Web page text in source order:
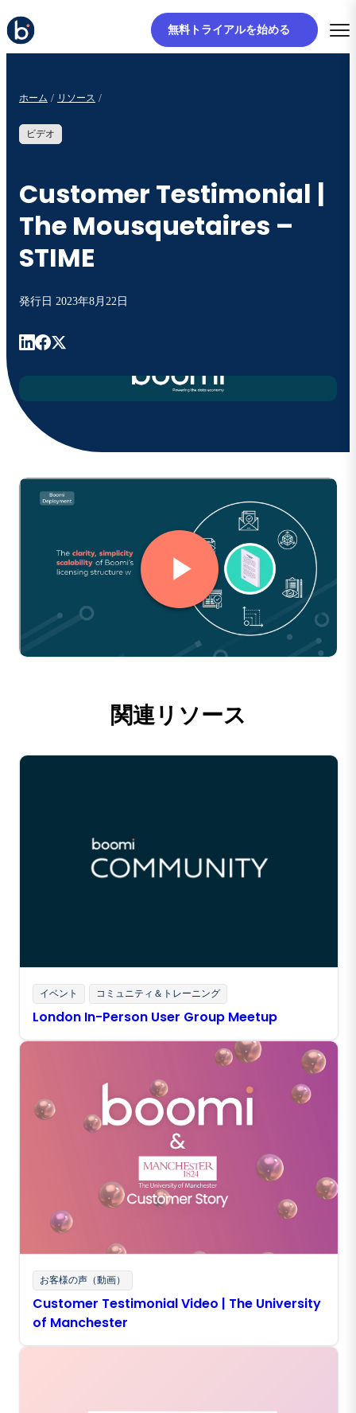
無料トライアルを始める
ホーム リソース
ビデオ
Customer Testimonial |
The Mousquetaires –
STIME
発行日 2023年8月22日
関連リソース
イベント コミュニティ＆トレーニング
London In-Person User Group Meetup
お客様の声（動画）
Customer Testimonial Video | The University
of Manchester